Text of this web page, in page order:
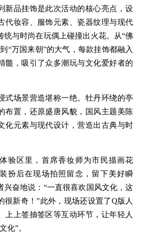
新品挂饰是此次活动的核心亮点，设
代妆容、服饰元素、瓷器纹理与现代
统与时尚在玩偶上碰撞出火花。从“佛
“万国来朝”的大气，每款挂饰都融入
髓，吸引了众多潮玩与文化爱好者的
式场景营造堪称一绝。牡丹环绕的亭
布置，还原盛唐风貌，国风主题美陈
化元素与现代设计，营造出古典与时
验区里，首席香妆师为市民描画花
扮后在现场拍照留念，留下美好瞬
兴奋地说：“一直很喜欢国风文化，这
很新奇！”此外，现场还设置了Q版人
上上签抽签区等互动环节，让年轻人
化”。